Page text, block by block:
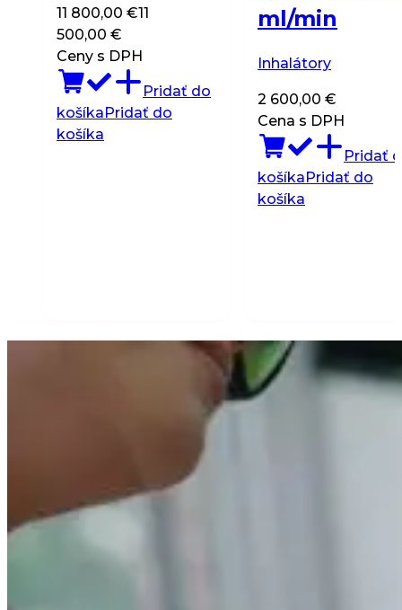
11 800,00 €11
500,00 €
Ceny s DPH
Pridať do
košíkaPridať do
košíka
ml/min
Inhalátory
2 600,00 €
Cena s DPH
Pridať
košíkaPridať do
košíka